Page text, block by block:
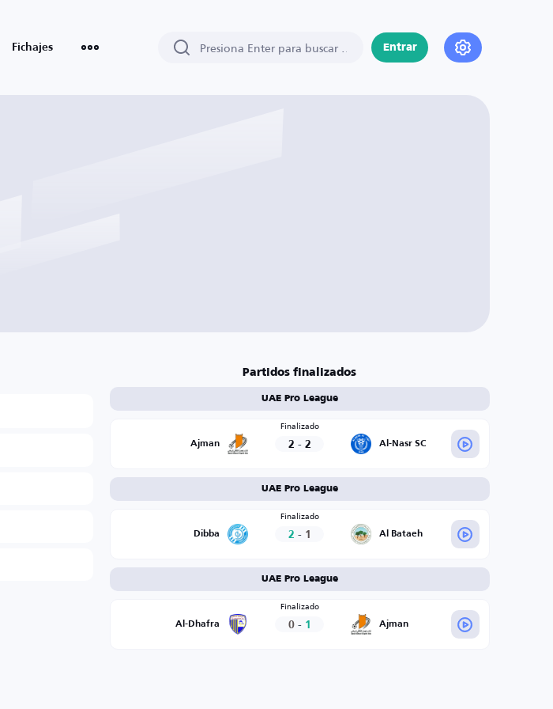
Fichajes Entrar
Partidos finalizados
UAE Pro League
Ajman
Finalizado
2 - 2 Al-Nasr SC
UAE Pro League
Dibba
Finalizado
2 - 1 Al Bataeh
UAE Pro League
Al-Dhafra
Finalizado
0 - 1 Ajman